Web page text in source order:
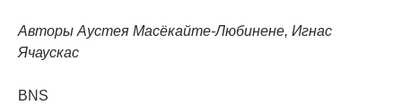
Авторы Аустея Масёкайте-Любинене, Игнас
Ячаускас
BNS